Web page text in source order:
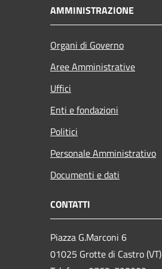
AMMINISTRAZIONE
Organi di Governo
Aree Amministrative
Uffici
Enti e fondazioni
Politici
Personale Amministrativo
Documenti e dati
CONTATTI
Piazza G.Marconi 6
01025 Grotte di Castro (VT)